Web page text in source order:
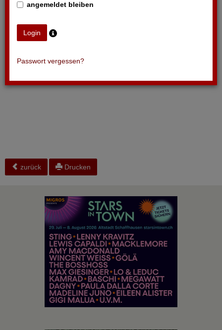
angemeldet bleiben
Passwort vergessen?
zurück Drucken